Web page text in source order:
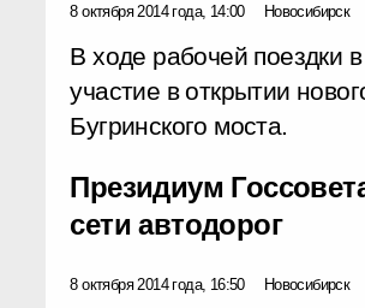
8 октября 2014 года, 14:00 Новосибирск
В ходе рабочей поездки
участие в открытии
Бугринского моста.
Президиум
сети автодорог
8 октября 2014 года, 16:50 Новосибирск